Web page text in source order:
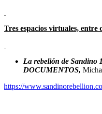
Tres espacios virtuales, entre
La rebelión de Sandino
DOCUMENTOS,
https://